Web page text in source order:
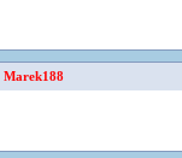
Marek188